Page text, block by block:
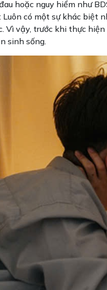
hoặc nguy hiểm như
: Luôn có một sự khác biệt
Vì vậy, trước khi thực
sinh sống.